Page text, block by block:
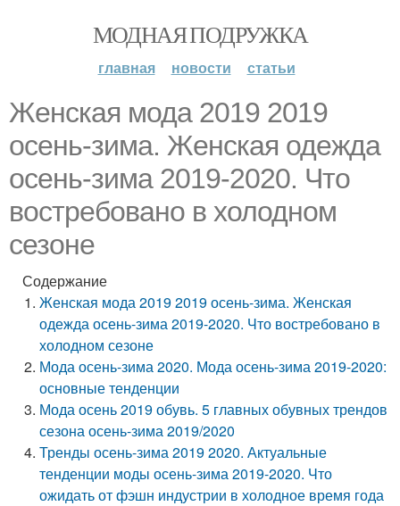
МОДНАЯ ПОДРУЖКА
главная новости статьи
Женская мода 2019 2019
осень-зима. Женская одежда
осень-зима 2019-2020. Что
востребовано в холодном
сезоне
Содержание
Женская мода 2019 2019 осень-зима. Женская
одежда осень-зима 2019-2020. Что востребовано в
холодном сезоне
Мода осень-зима 2020. Мода осень-зима 2019-2020:
основные тенденции
Мода осень 2019 обувь. 5 главных обувных трендов
сезона осень-зима 2019/2020
Тренды осень-зима 2019 2020. Актуальные
тенденции моды осень-зима 2019-2020. Что
ожидать от фэшн индустрии в холодное время года